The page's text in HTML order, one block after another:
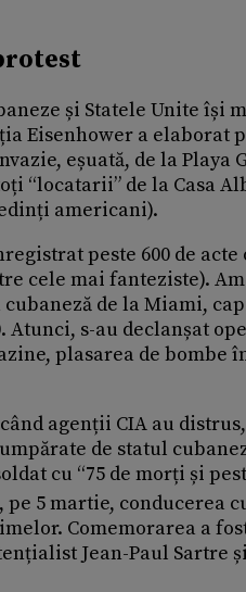
și Statele Unite își
Eisenhower a elaborat
eșuată, de la Playa
“locatarii” de la Casa
americani).
peste 600 de
cele mai fanteziste).
de la Miami,
s-au declanșat
plasarea de
agenții CIA au
de statul
cu “75 de morți și
pe 5 martie, conducerea
Comemorarea a
Jean-Paul Sartre